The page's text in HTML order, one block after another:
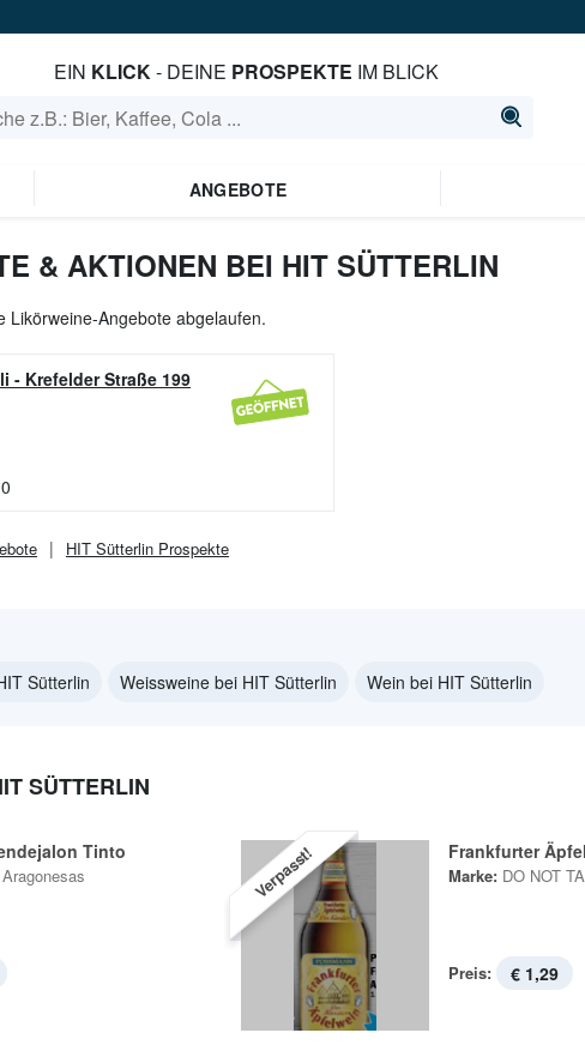
EIN KLICK- DEINE PROSPEKTE IM BLICK
ANGEBOTE
& AKTIONEN BEI HIT SÜTTERLIN
Likörweine-Angebote abgelaufen.
- Krefelder Straße 199
HIT Sütterlin Prospekte
Sütterlin Weissweine bei HIT Sütterlin Wein bei HIT Sütterlin
SÜTTERLIN
Tinto Verpasst! Frankfurter
Marke: DO NOT
Preis: € 1,29